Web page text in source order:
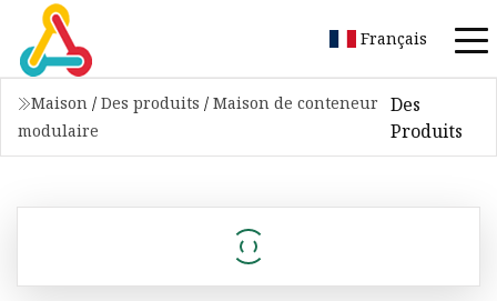
Français
Maison / Des produits / Maison de conteneur
modulaire
Des
Produits